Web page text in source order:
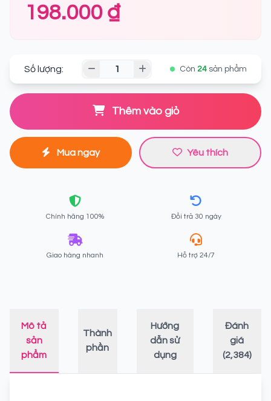
198.000 ₫
Số lượng: Còn 24 sản phẩm
Thêm vào giỏ
Mua ngay Yêu thích
Chính hãng 100% Đổi trả 30 ngày
Giao hàng nhanh Hỗ trợ 24/7
Mô tả
sản
phẩm
Thành
phần
Hướng
dẫn sử
dụng
Đánh
giá
(2,384)